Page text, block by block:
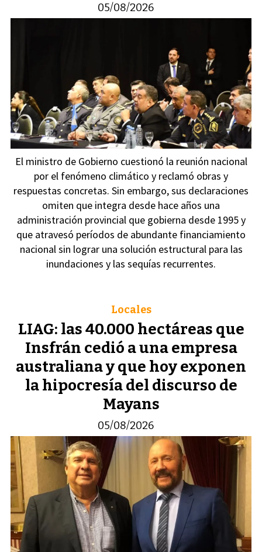
05/08/2026
El ministro de Gobierno cuestionó la reunión nacional
por el fenómeno climático y reclamó obras y
respuestas concretas. Sin embargo, sus declaraciones
omiten que integra desde hace años una
administración provincial que gobierna desde 1995 y
que atravesó períodos de abundante financiamiento
nacional sin lograr una solución estructural para las
inundaciones y las sequías recurrentes.
LIAG: las 40.000 hectáreas que
Insfrán cedió a una empresa
australiana y que hoy exponen
la hipocresía del discurso de
Mayans
Locales
05/08/2026